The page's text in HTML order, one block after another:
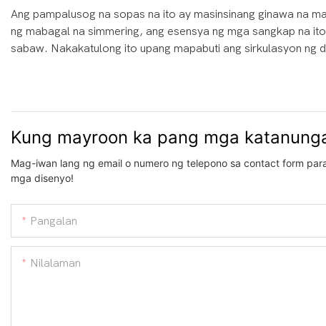
Ang pampalusog na sopas na ito ay masinsinang ginawa na
ng mabagal na simmering, ang esensya ng mga sangkap na
sabaw. Nakakatulong ito upang mapabuti ang sirkulasyon ng
Kung mayroon ka pang mga
Mag-iwan lang ng email o numero ng telepono sa contact form
mga disenyo!
Pangalan
Nilalaman